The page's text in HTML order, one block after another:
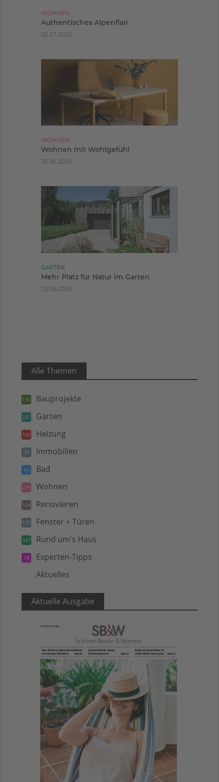
WOHNEN
Authentisches Alpenflair
02.07.2026
WOHNEN
Wohnen mit Wohlgefühl
30.06.2026
GARTEN
Mehr Platz für Natur im Garten
25.06.2026
Alle Themen
134 Bauprojekte
247 Garten
142 Heizung
48 Immobilien
61 Bad
279 Wohnen
104 Renovieren
120 Fenster + Türen
347 Rund um's Haus
18 Experten-Tipps
Aktuelles
Aktuelle Ausgabe